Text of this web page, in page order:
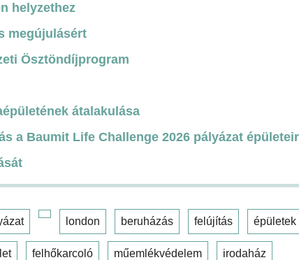
helyzethez
megújulásért
Ösztöndíjprogram
átalakulása
a Baumit Life Challenge 2026 pályázat
london beruházás felújítás épületek
felhőkarcoló műemlékvédelem irodaház